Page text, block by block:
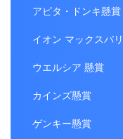
アピタ・ドンキ懸賞
イオン マックスバ
ウエルシア 懸賞
カインズ懸賞
ゲンキー懸賞